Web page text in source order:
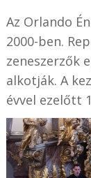
Az Orlando
2000-ben.
zeneszerzők
alkotják. A
évvel ezelőtt